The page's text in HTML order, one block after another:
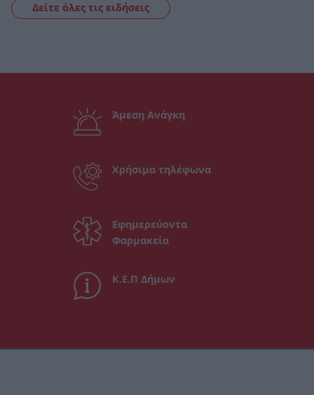
Δείτε όλες τις ειδήσεις
Άμεση Ανάγκη
Χρήσιμα τηλέφωνα
Εφημερεύοντα
Φαρμακεία
Κ.Ε.Π Δήμων